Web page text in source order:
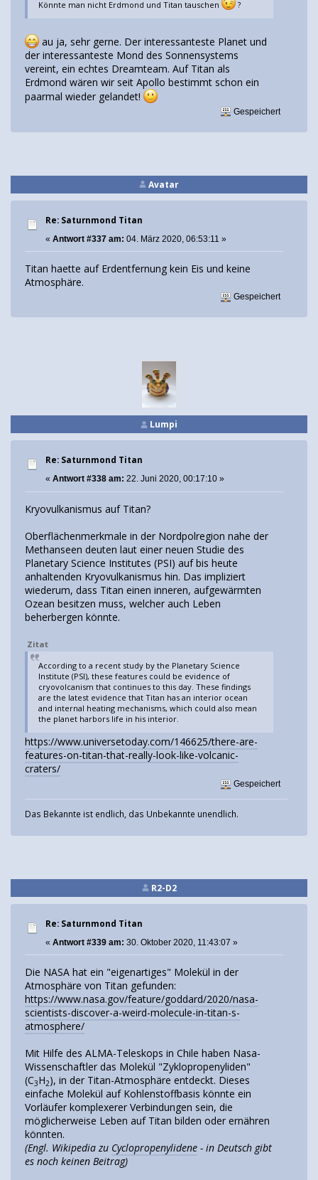
Könnte man nicht Erdmond und Titan tauschen ?
au ja, sehr gerne. Der interessanteste Planet und
der interessanteste Mond des Sonnensystems
vereint, ein echtes Dreamteam. Auf Titan als
Erdmond wären wir seit Apollo bestimmt schon ein
paarmal wieder gelandet!
Gespeichert
Avatar
Re: Saturnmond Titan
« Antwort #337 am: 04. März 2020, 06:53:11 »
Titan haette auf Erdentfernung kein Eis und keine
Atmosphäre.
Gespeichert
Lumpi
Re: Saturnmond Titan
« Antwort #338 am: 22. Juni 2020, 00:17:10 »
Kryovulkanismus auf Titan?
Oberflächenmerkmale in der Nordpolregion nahe der
Methanseen deuten laut einer neuen Studie des
Planetary Science Institutes (PSI) auf bis heute
anhaltenden Kryovulkanismus hin. Das impliziert
wiederum, dass Titan einen inneren, aufgewärmten
Ozean besitzen muss, welcher auch Leben
beherbergen könnte.
Zitat
According to a recent study by the Planetary Science
Institute (PSI), these features could be evidence of
cryovolcanism that continues to this day. These findings
are the latest evidence that Titan has an interior ocean
and internal heating mechanisms, which could also mean
the planet harbors life in his interior.
https://www.universetoday.com/146625/there-are-
features-on-titan-that-really-look-like-volcanic-
craters/
Gespeichert
Das Bekannte ist endlich, das Unbekannte unendlich.
R2-D2
Re: Saturnmond Titan
« Antwort #339 am: 30. Oktober 2020, 11:43:07 »
Die NASA hat ein "eigenartiges" Molekül in der
Atmosphäre von Titan gefunden:
https://www.nasa.gov/feature/goddard/2020/nasa-
scientists-discover-a-weird-molecule-in-titan-s-
atmosphere/
Mit Hilfe des ALMA-Teleskops in Chile haben Nasa-
Wissenschaftler das Molekül "Zyklopropenyliden"
(C3H2), in der Titan-Atmosphäre entdeckt. Dieses
einfache Molekül auf Kohlenstoffbasis könnte ein
Vorläufer komplexerer Verbindungen sein, die
möglicherweise Leben auf Titan bilden oder ernähren
könnten.
(Engl. Wikipedia zu Cyclopropenylidene - in Deutsch gibt
es noch keinen Beitrag)